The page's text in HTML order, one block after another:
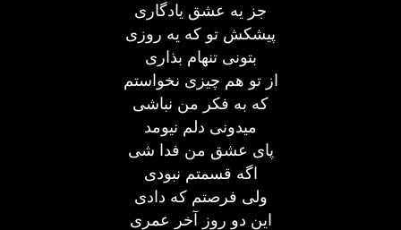
جز یه عشق یادگاری
پیشکش تو که یه روزی
بتونی تنهام بذاری
از تو هم چیزی نخواستم
که به فکر من نباشی
میدونی دلم نیومد
پای عشق من فدا شی
اگه قسمتم نبودی
ولی فرصتم که دادی
این دو روز آخر عمری